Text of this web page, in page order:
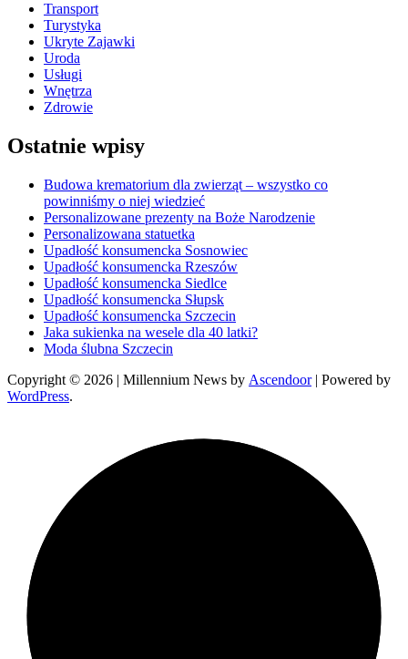
Transport
Turystyka
Ukryte Zajawki
Uroda
Usługi
Wnętrza
Zdrowie
Ostatnie wpisy
Budowa krematorium dla zwierząt – wszystko co
powinniśmy o niej wiedzieć
Personalizowane prezenty na Boże Narodzenie
Personalizowana statuetka
Upadłość konsumencka Sosnowiec
Upadłość konsumencka Rzeszów
Upadłość konsumencka Siedlce
Upadłość konsumencka Słupsk
Upadłość konsumencka Szczecin
Jaka sukienka na wesele dla 40 latki?
Moda ślubna Szczecin
Copyright © 2026 | Millennium News by Ascendoor| Powered by
WordPress.